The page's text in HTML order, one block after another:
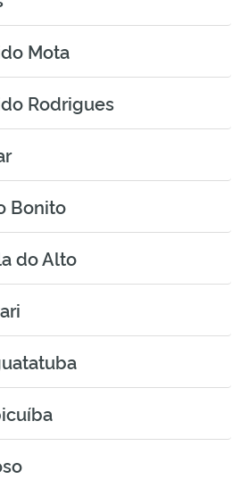
Mota
Rodrigues
Bonito
do Alto